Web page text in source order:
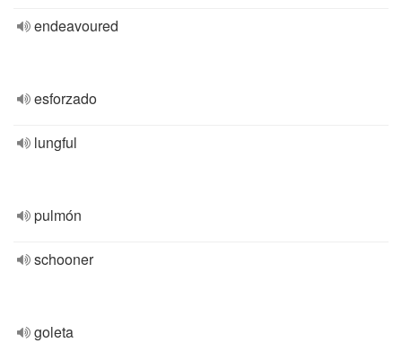
endeavoured
esforzado
lungful
pulmón
schooner
goleta